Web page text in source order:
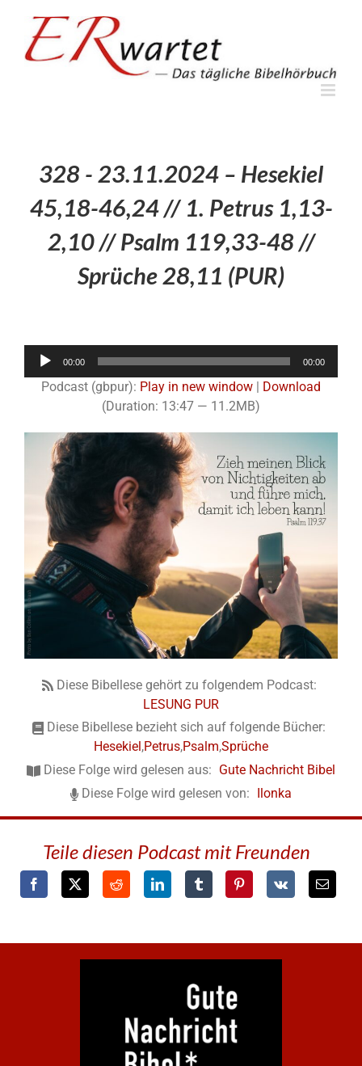
springen
328 - 23.11.2024 – Hesekiel
45,18-46,24 // 1. Petrus 1,13-
2,10 // Psalm 119,33-48 //
Sprüche 28,11 (PUR)
Audio-
00:00 00:00
Podcast (gbpur): Play in new window
Download
(Duration: 13:47 — 11.2MB)
Diese Bibellese gehört zu folgendem Podcast:
LESUNG PUR
Diese Bibellese bezieht sich auf folgende Bücher:
Hesekiel ,Petrus,Psalm,Sprüche
Diese Folge wird gelesen aus: Gute Nachricht Bibel
Diese Folge wird gelesen von: Ilonka
Teile diesen Podcast mit Freunden